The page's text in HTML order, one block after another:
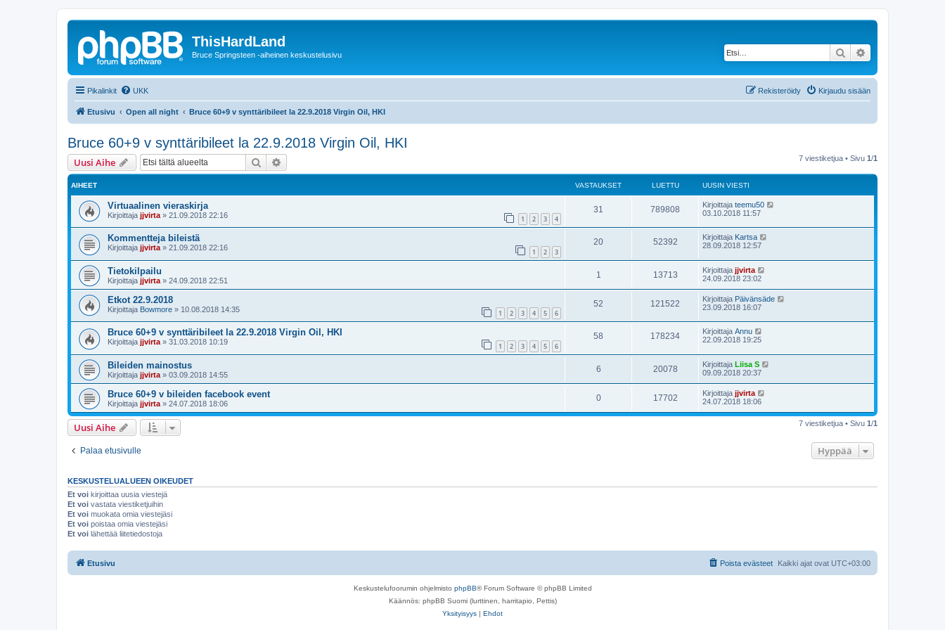
ThisHardLand
Bruce Springsteen -aiheinen keskustelusivu Etsi
Pikalinkit UKK Kirjaudu sisään
Rekisteröidy
Etusivu Open all night Bruce 60+9 v synttäribileet la 22.9.2018 Virgin Oil, HKI
Bruce 60+9 v synttäribileet la 22.9.2018 Virgin Oil, HKI
Uusi Aihe Etsi 7 viestiketjua • Sivu 1/1
AIHEET VASTAUKSET LUETTU UUSIN VIESTI
Virtuaalinen vieraskirja
Kirjoittaja jjvirta » 21.09.2018 22:16 1 2 3 4
31 789808 Kirjoittaja teemu50
03.10.2018 11:57
Kommentteja bileistä
Kirjoittaja jjvirta » 21.09.2018 22:16 1 2 3
20 52392 Kirjoittaja Kartsa
28.09.2018 12:57
Tietokilpailu
Kirjoittaja jjvirta » 24.09.2018 22:51
1 13713 Kirjoittaja jjvirta
24.09.2018 23:02
Etkot 22.9.2018
Kirjoittaja Bowmore » 10.08.2018 14:35 1 2 3 4 5 6
52 121522 Kirjoittaja Päivänsäde
23.09.2018 16:07
Bruce 60+9 v synttäribileet la 22.9.2018 Virgin Oil, HKI
Kirjoittaja jjvirta» 31.03.2018 10:19 1 2 3 4 5 6
58 178234 Kirjoittaja Annu
22.09.2018 19:25
Bileiden mainostus
Kirjoittaja jjvirta » 03.09.2018 14:55
6 20078 Kirjoittaja Liisa S
09.09.2018 20:37
Bruce 60+9 v bileiden facebook event
Kirjoittaja jjvirta » 24.07.2018 18:06
0 17702 Kirjoittaja jjvirta
24.07.2018 18:06
Uusi Aihe 7 viestiketjua • Sivu 1/1
Palaa etusivulle Hyppää
KESKUSTELUALUEEN OIKEUDET
Et voi kirjoittaa uusia viestejä
Et voi vastata viestiketjuihin
Et voi muokata omia viestejäsi
Et voi poistaa omia viestejäsi
Et voi lähettää liitetiedostoja
Etusivu Kaikki ajat ovat UTC+03:00
Poista evästeet
Keskustelufoorumin ohjelmisto phpBB® Forum Software © phpBB Limited
Käännös: phpBB Suomi (lurttinen, harritapio, Pettis)
Yksityisyys | Ehdot